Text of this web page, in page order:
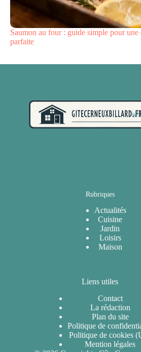
Saumon au four : guide simple pour une
parfaite
Rubriques
Actualités
Cuisine
Jardin
Loisirs
Maison
Liens utiles
Contact
La rédaction
Plan du site
Politique de
Politique de cookies
Mention légales